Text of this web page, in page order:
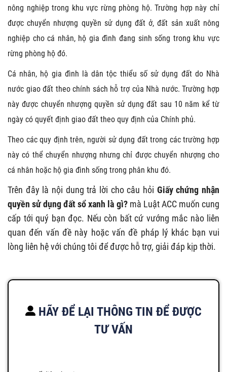
nông nghiệp trong khu vực rừng phòng hộ. Trường hợp này chỉ
được chuyển nhượng quyền sử dụng đất ở, đất sản xuất nông
nghiệp cho cá nhân, hộ gia đình đang sinh sống trong khu vực
rừng phòng hộ đó.
Cá nhân, hộ gia đình là dân tộc thiểu số sử dụng đất do Nhà
nước giao đất theo chính sách hỗ trợ của Nhà nước. Trường hợp
này được chuyển nhượng quyền sử dụng đất sau 10 năm kể từ
ngày có quyết định giao đất theo quy định của Chính phủ.
Theo các quy định trên, người sử dụng đất trong các trường hợp
này có thể chuyển nhượng nhưng chỉ được chuyển nhượng cho
cá nhân hoặc hộ gia đình sống trong phân khu đó.
Trên đây là nội dung trả lời cho câu hỏi Giấy chứng nhận
quyền sử dụng đất sổ xanh là gì? mà Luật ACC muốn cung
cấp tới quý bạn đọc. Nếu còn bất cứ vướng mắc nào liên
quan đến vấn đề này hoặc vấn đề pháp lý khác bạn vui
lòng liên hệ với chúng tôi để được hỗ trợ, giải đáp kịp thời.
HÃY ĐỂ LẠI THÔNG TIN ĐỂ ĐƯỢC
TƯ VẤN